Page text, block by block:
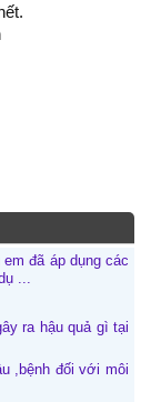
đã áp dụng các
...
ra hậu quả gì tại
,bệnh đối với môi